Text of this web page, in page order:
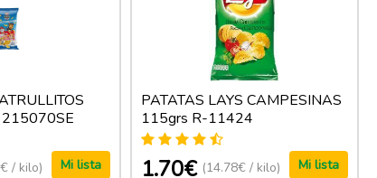
215070SE
/ kilo) Mi lista
PATATAS LAYS CAMPESINAS
115grs R-11424
1.70€ (14.78€ / kilo) Mi lista